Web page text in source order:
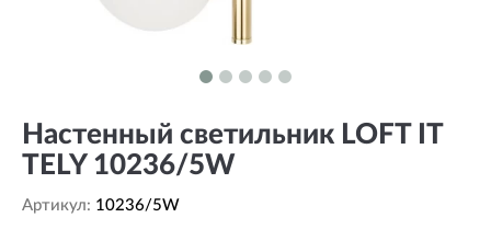
Настенный светильник LOFT IT
TELY 10236/5W
Артикул: 10236/5W